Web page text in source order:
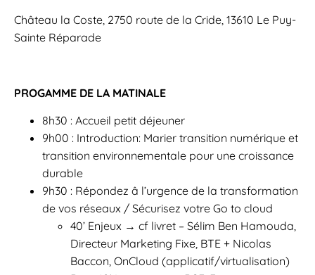
Château la Coste, 2750 route de la Cride, 13610 Le Puy-
Sainte Réparade
PROGAMME DE LA MATINALE
8h30 : Accueil petit déjeuner
9h00 : Introduction: Marier transition numérique et
transition environnementale pour une croissance
durable
9h30 : Répondez â l’urgence de la transformation
de vos réseaux / Sécurisez votre Go to cloud
40’ Enjeux → cf livret – Sélim Ben Hamouda,
Directeur Marketing Fixe, BTE + Nicolas
Baccon, OnCloud (applicatif/virtualisation)